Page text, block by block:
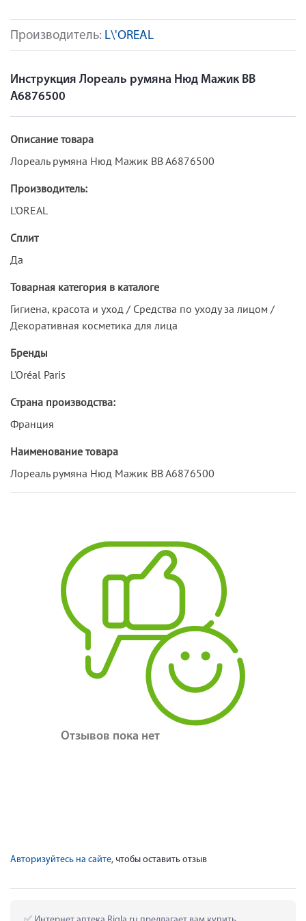
Производитель: L\'OREAL
Инструкция Лореаль румяна Нюд Мажик ВВ
А6876500
Описание товара
Лореаль румяна Нюд Мажик ВВ А6876500
Производитель:
L'OREAL
Сплит
Да
Товарная категория в каталоге
Гигиена, красота и уход / Средства по уходу за лицом /
Декоративная косметика для лица
Бренды
L'Oréal Paris
Страна производства:
Франция
Наименование товара
Лореаль румяна Нюд Мажик ВВ А6876500
Отзывов пока нет
Авторизуйтесь на сайте, чтобы оставить отзыв